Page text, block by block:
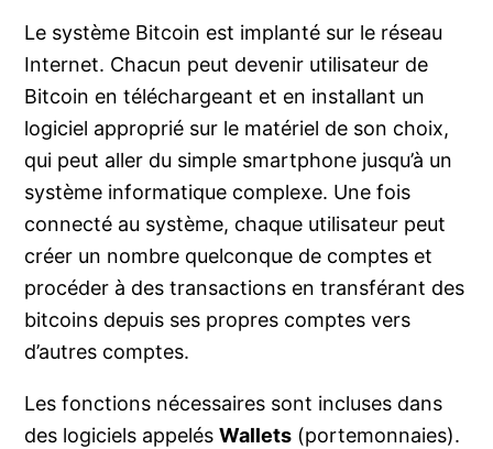
Le système Bitcoin est implanté sur le réseau
Internet. Chacun peut devenir utilisateur de
Bitcoin en téléchargeant et en installant un
logiciel approprié sur le matériel de son choix,
qui peut aller du simple smartphone jusqu’à un
système informatique complexe. Une fois
connecté au système, chaque utilisateur peut
créer un nombre quelconque de comptes et
procéder à des transactions en transférant des
bitcoins depuis ses propres comptes vers
d’autres comptes.
Les fonctions nécessaires sont incluses dans
des logiciels appelésWallets (portemonnaies).